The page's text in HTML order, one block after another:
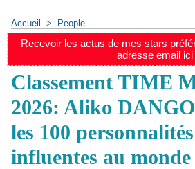
Accueil > People
Recevoir les actus de mes stars
adresse email ici
Classement TIME
2026: Aliko
les 100
influentes au monde